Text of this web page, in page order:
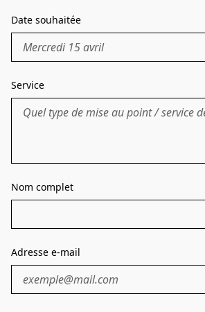
Date souhaitée
Service
Nom complet
Adresse e-mail